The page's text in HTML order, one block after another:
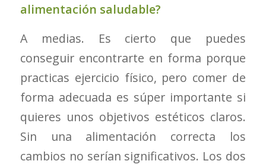
alimentación saludable?
A medias. Es cierto que puedes
conseguir encontrarte en forma porque
practicas ejercicio físico, pero comer de
forma adecuada es súper importante si
quieres unos objetivos estéticos claros.
Sin una alimentación correcta los
cambios no serían significativos. Los dos